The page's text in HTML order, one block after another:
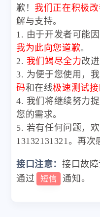
歉！ 我们正在积极改
解与支持。
1. 由于开发者可能
我为此向您道歉。
2. 我们竭尽全力改
3. 为便于您使用，
码和在线极速测试接
4. 我们将继续努力
您的需求。
5. 若有任何问题，
13132131321。再次
接口注意： 接口故
通过
短信 通知。